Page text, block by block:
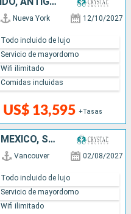
Nueva York 12/10/2027
US$ 13,595 +Tasas
Todo incluido de lujo
Servicio de mayordomo
Wifi ilimitado
Comidas incluidas
CANADÁ, ESTADOS UNIDOS, MÉXICO, SALVADOR, NICARAGUA, COSTA RICA, PANAMÁ, COLOMBIA, JAMAICA, ISLAS CAIMÁN
Vancouver 02/08/2027
Todo incluido de lujo
Servicio de mayordomo
Wifi ilimitado